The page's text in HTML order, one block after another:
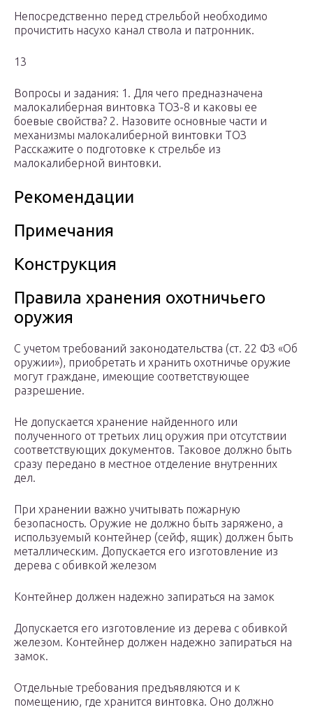
Непосредственно перед стрельбой необходимо
прочистить насухо канал ствола и патронник.
13
Вопросы и задания: 1. Для чего предназначена
малокалиберная винтовка ТОЗ-8 и каковы ее
боевые свойства? 2. Назовите основные части и
механизмы малокалиберной винтовки ТОЗ
Расскажите о подготовке к стрельбе из
малокалиберной винтовки.
Рекомендации
Примечания
Конструкция
Правила хранения охотничьего
оружия
С учетом требований законодательства (ст. 22 ФЗ «Об
оружии»), приобретать и хранить охотничье оружие
могут граждане, имеющие соответствующее
разрешение.
Не допускается хранение найденного или
полученного от третьих лиц оружия при отсутствии
соответствующих документов. Таковое должно быть
сразу передано в местное отделение внутренних
дел.
При хранении важно учитывать пожарную
безопасность. Оружие не должно быть заряжено, а
используемый контейнер (сейф, ящик) должен быть
металлическим. Допускается его изготовление из
дерева с обивкой железом
Контейнер должен надежно запираться на замок
Допускается его изготовление из дерева с обивкой
железом. Контейнер должен надежно запираться на
замок.
Отдельные требования предъявляются и к
помещению, где хранится винтовка. Оно должно